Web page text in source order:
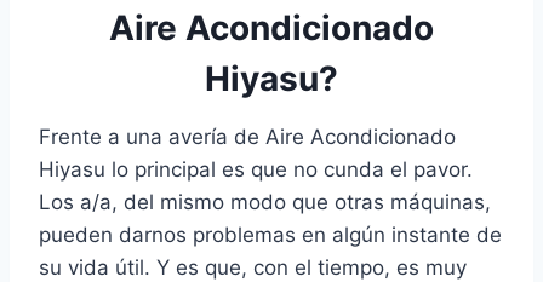
Aire Acondicionado
Hiyasu?
Frente a una avería de Aire Acondicionado
Hiyasu lo principal es que no cunda el pavor.
Los a/a, del mismo modo que otras máquinas,
pueden darnos problemas en algún instante de
su vida útil. Y es que, con el tiempo, es muy